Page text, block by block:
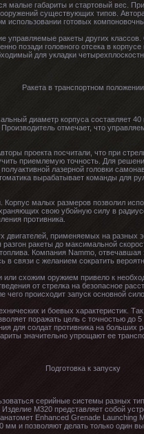
малые габариты и стартовый вес.
существующих типов.
использовании готовых
ракеты других
позади головного отсека в
для укладки
Ракета в транспортном положении
диаметр корпуса составляет
отмечает, что
проекта посчитали, что при
приемлемую точность. Для
лазерной головки
вырабатывает команды для
Корпус малых размеров позволил
свою убойную силу в
противника.
применяемых на разных
ракеты до максимальной
Компания Nammo,
связи с желанием сократить
схожим оружием привело к
от стрелка на безопасное
происходит запуск основной
и боевых характеристик.
поражать цель с точностью до
для солдат противника на больших
значительно упрощают ее
Подготовка к запуску
серийные системы разных
M320 представляет собой
Enhanced Grenade
и позволяют делать только один